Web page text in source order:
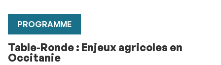
PROGRAMME
Table-Ronde : Enjeux agricoles en
Occitanie